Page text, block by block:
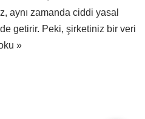
aynı zamanda ciddi yasal
getirir. Peki, şirketiniz bir veri
»